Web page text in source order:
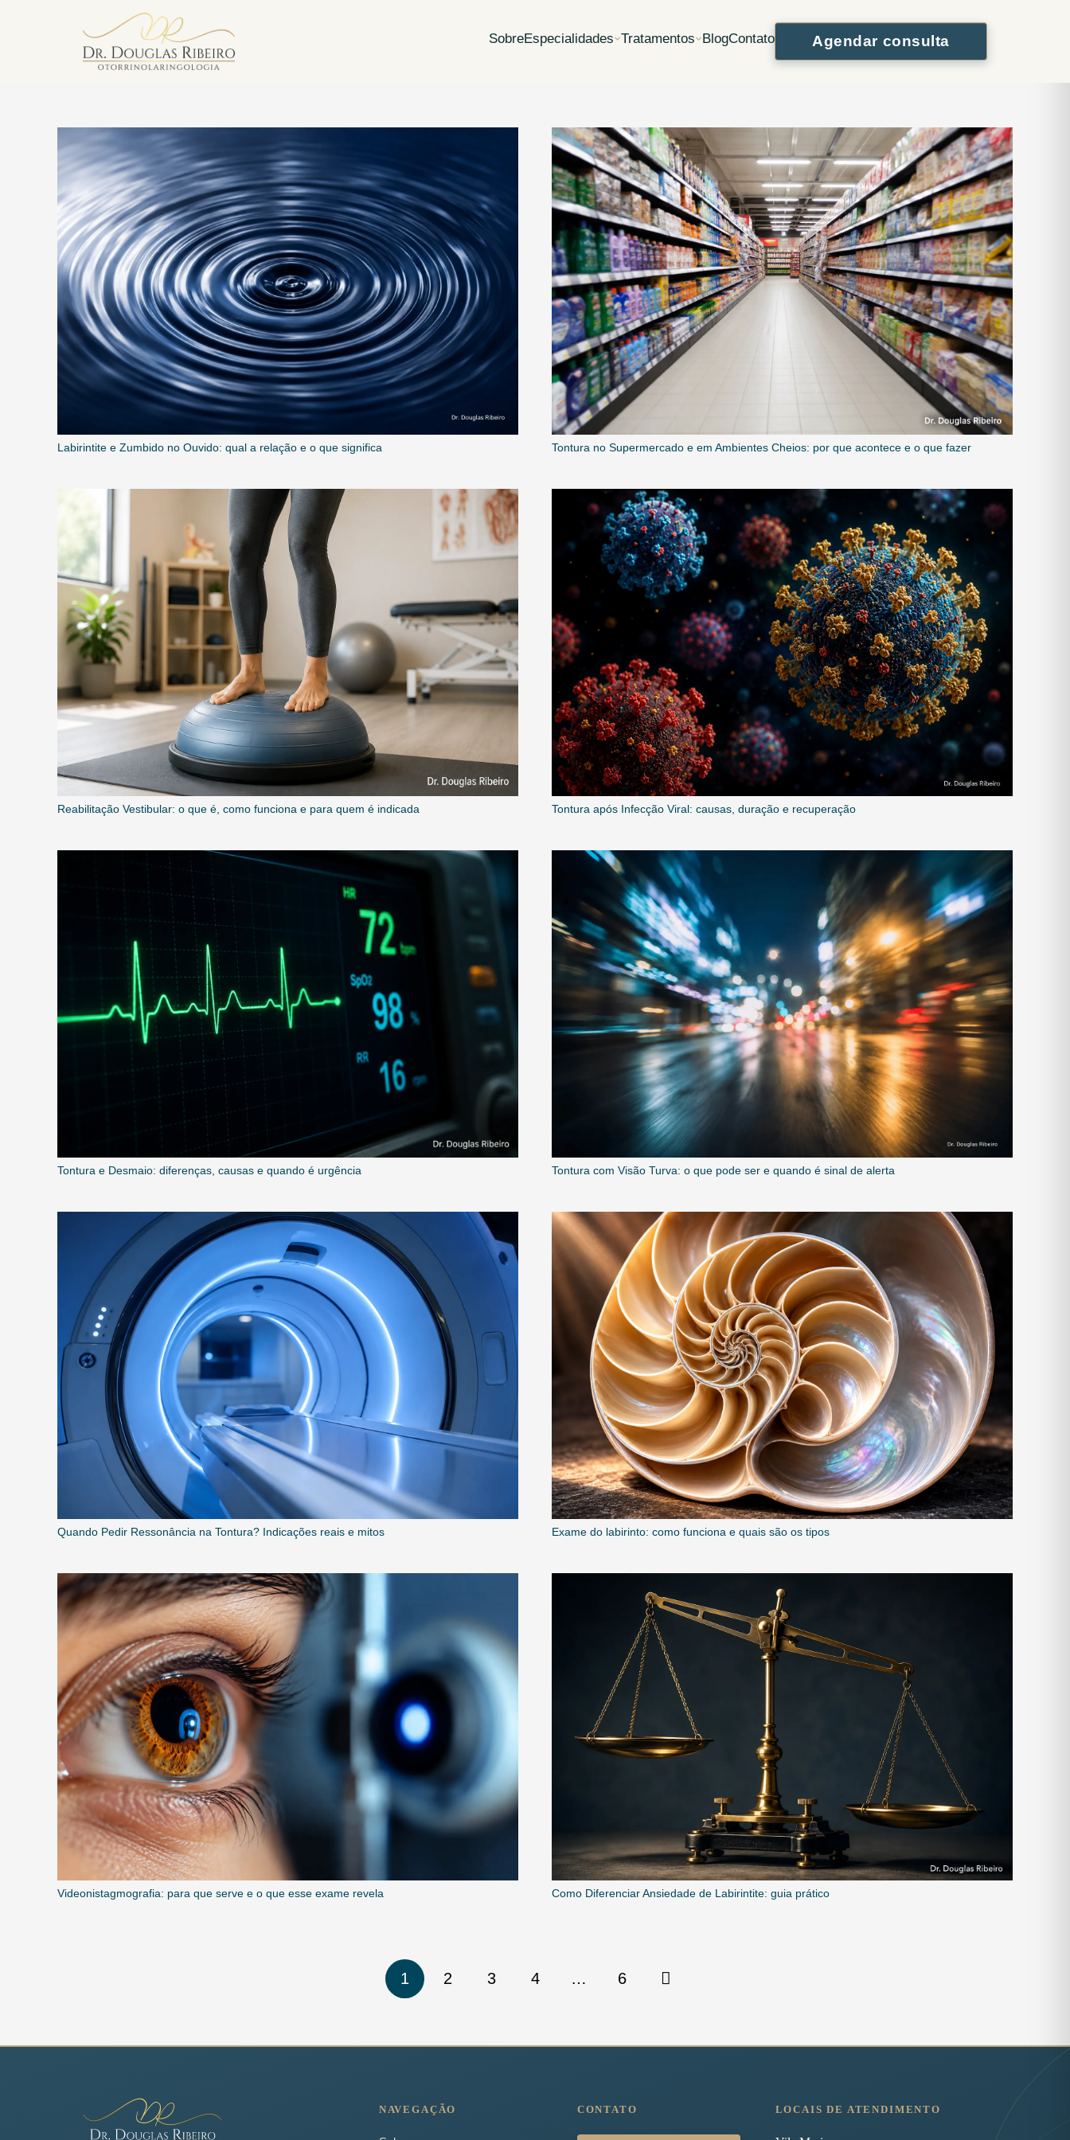
Vila Mariana Av. Paulista — Bela Vista
SobreEspecialidades Tratamentos BlogContato Agendar consulta
Labirintite e Zumbido no Ouvido: qual a relação e o que significa Tontura no Supermercado e em Ambientes Cheios: por que acontece e o que fazer
Reabilitação Vestibular: o que é, como funciona e para quem é indicada Tontura após Infecção Viral: causas, duração e recuperação
Tontura e Desmaio: diferenças, causas e quando é urgência Tontura com Visão Turva: o que pode ser e quando é sinal de alerta
Quando Pedir Ressonância na Tontura? Indicações reais e mitos Exame do labirinto: como funciona e quais são os tipos
Videonistagmografia: para que serve e o que esse exame revela Como Diferenciar Ansiedade de Labirintite: guia prático
1 2 3 4 … 6
NAVEGAÇÃO CONTATO LOCAIS DE ATENDIMENTO